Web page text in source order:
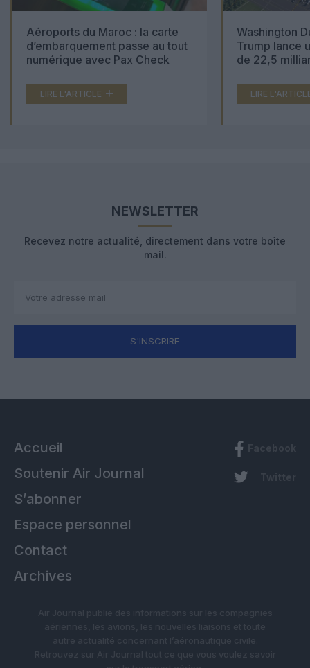
Aéroports du Maroc : la carte
d’embarquement passe au tout
numérique avec Pax Check
LIRE L'ARTICLE
Washington
Trump lance
de 22,5
LIRE
NEWSLETTER
Recevez notre actualité, directement dans votre boîte
mail.
S'INSCRIRE
Accueil
Soutenir Air Journal
S’abonner
Espace personnel
Contact
Archives